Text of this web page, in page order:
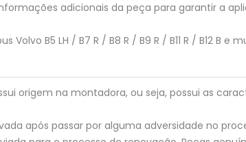
adicionais da peça para garantir a
Volvo B5 LH / B7 R / B8 R / B9 R / B11 R / B12 B
origem na montadora, ou seja, possui as
após passar por alguma adversidade no